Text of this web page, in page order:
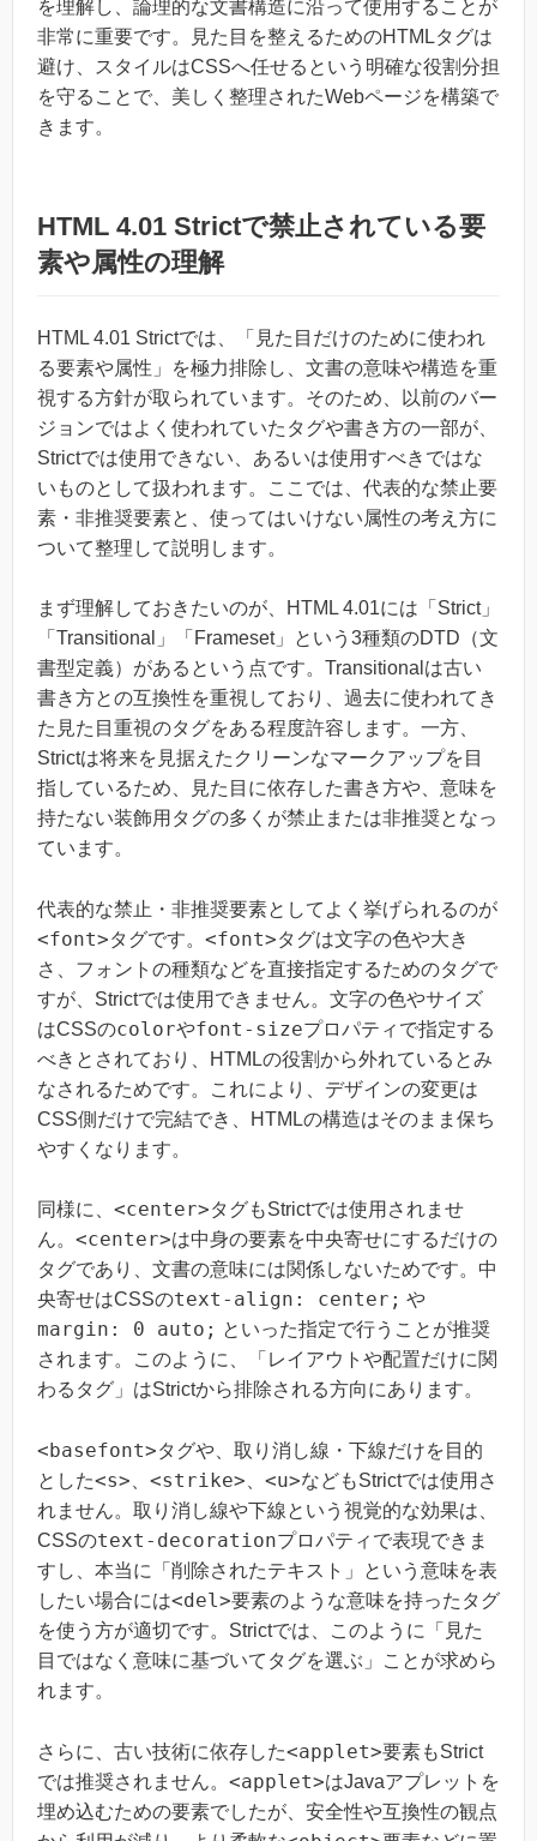
を理解し、論理的な文書構造に沿って使用することが
非常に重要です。見た目を整えるためのHTMLタグは
避け、スタイルはCSSへ任せるという明確な役割分担
を守ることで、美しく整理されたWebページを構築で
きます。
HTML 4.01 Strictで禁止されている要
素や属性の理解
HTML 4.01 Strictでは、「見た目だけのために使われ
る要素や属性」を極力排除し、文書の意味や構造を重
視する方針が取られています。そのため、以前のバー
ジョンではよく使われていたタグや書き方の一部が、
Strictでは使用できない、あるいは使用すべきではな
いものとして扱われます。ここでは、代表的な禁止要
素・非推奨要素と、使ってはいけない属性の考え方に
ついて整理して説明します。
まず理解しておきたいのが、HTML 4.01には「Strict」
「Transitional」「Frameset」という3種類のDTD（文
書型定義）があるという点です。Transitionalは古い
書き方との互換性を重視しており、過去に使われてき
た見た目重視のタグをある程度許容します。一方、
Strictは将来を見据えたクリーンなマークアップを目
指しているため、見た目に依存した書き方や、意味を
持たない装飾用タグの多くが禁止または非推奨となっ
ています。
代表的な禁止・非推奨要素としてよく挙げられるのが
<font>タグです。 <font>タグは文字の色や大き
さ、フォントの種類などを直接指定するためのタグで
すが、Strictでは使用できません。文字の色やサイズ
はCSSのcolorやfont-sizeプロパティで指定する
べきとされており、HTMLの役割から外れているとみ
なされるためです。これにより、デザインの変更は
CSS側だけで完結でき、HTMLの構造はそのまま保ち
やすくなります。
同様に、 <center>タグもStrictでは使用されませ
ん。 <center>は中身の要素を中央寄せにするだけの
タグであり、文書の意味には関係しないためです。中
央寄せはCSSのtext-align: center; や
margin: 0 auto; といった指定で行うことが推奨
されます。このように、「レイアウトや配置だけに関
わるタグ」はStrictから排除される方向にあります。
<basefont>タグや、取り消し線・下線だけを目的
とした<s> <strike> <u>などもStrictでは使用さ
れません。取り消し線や下線という視覚的な効果は、
CSSのtext-decorationプロパティで表現できま
すし、本当に「削除されたテキスト」という意味を表
したい場合には<del>要素のような意味を持ったタグ
を使う方が適切です。Strictでは、このように「見た
目ではなく意味に基づいてタグを選ぶ」ことが求めら
れます。
さらに、古い技術に依存した<applet>要素もStrict
では推奨されません。 <applet>はJavaアプレットを
埋め込むための要素でしたが、安全性や互換性の観点